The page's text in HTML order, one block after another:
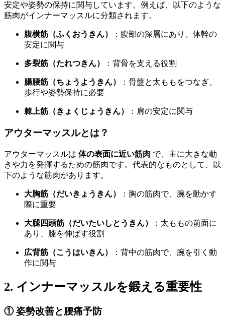
安定や姿勢の保持に関与しています。例えば、以下のような
筋肉がインナーマッスルに分類されます。
腹横筋（ふくおうきん）
：腹部の深層にあり、体幹の
安定に関与
多裂筋（たれつきん） ：背骨を支える役割
腸腰筋（ちょうようきん）
：骨盤と太ももをつなぎ、
歩行や姿勢保持に必要
棘上筋（きょくじょうきん） ：肩の安定に関与
アウターマッスルとは？
アウターマッスルは 体の表面に近い筋肉 で、主に大きな動
きや力を発揮するための筋肉です。代表的なものとして、以
下のような筋肉があります。
大胸筋（だいきょうきん）
：胸の筋肉で、腕を動かす
際に重要
大腿四頭筋（だいたいしとうきん）
：太ももの前面に
あり、膝を伸ばす役割
広背筋（こうはいきん）
：背中の筋肉で、腕を引く動
作に関与
2. インナーマッスルを鍛える重要性
① 姿勢改善と腰痛予防